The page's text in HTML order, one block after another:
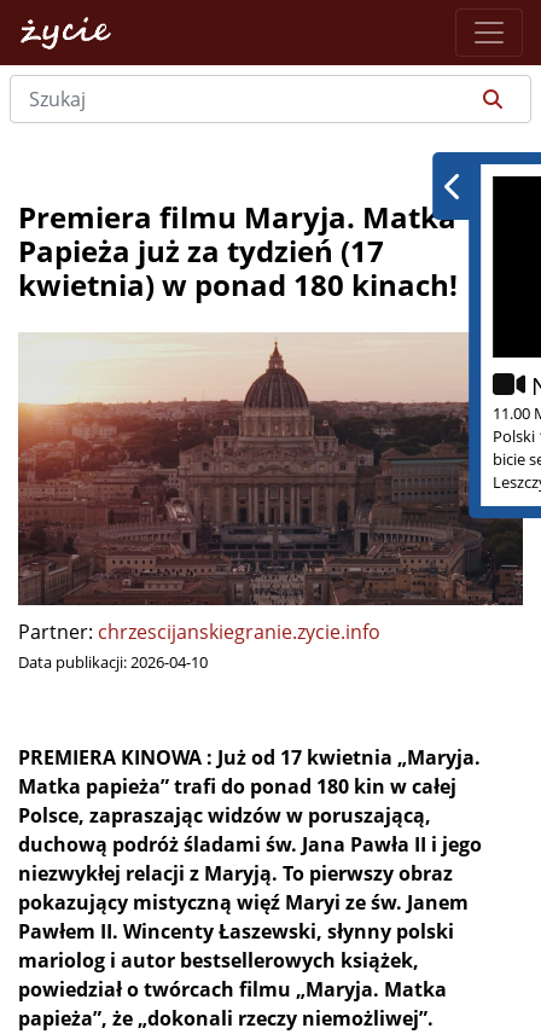
11.00
Polski
bicie
Premiera filmu Maryja. Matka
Papieża już za tydzień (17
kwietnia) w ponad 180 kinach!
Partner: chrzescijanskiegranie.zycie.info
Data publikacji:2026-04-10
PREMIERA KINOWA : Już od 17 kwietnia „Maryja.
Matka papieża” trafi do ponad 180 kin w całej
Polsce, zapraszając widzów w poruszającą,
duchową podróż śladami św. Jana Pawła II i jego
niezwykłej relacji z Maryją. To pierwszy obraz
pokazujący mistyczną więź Maryi ze św. Janem
Pawłem II. Wincenty Łaszewski, słynny polski
mariolog i autor bestsellerowych książek,
powiedział o twórcach filmu „Maryja. Matka
papieża”, że „dokonali rzeczy niemożliwej”.